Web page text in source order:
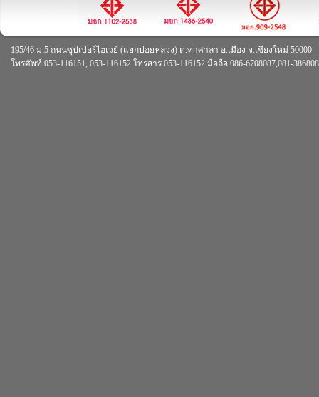
195/46 ม.5 ถนนซุปเปอร์ไฮเวย์ (แยกปอยหลวง) ต.ท่าศาลา อ.เมือง จ.เชียงใหม่ 50000
โทรศัพท์ 053-116151, 053-116152 โทรสาร 053-116152 มือถือ 086-6708087,081-